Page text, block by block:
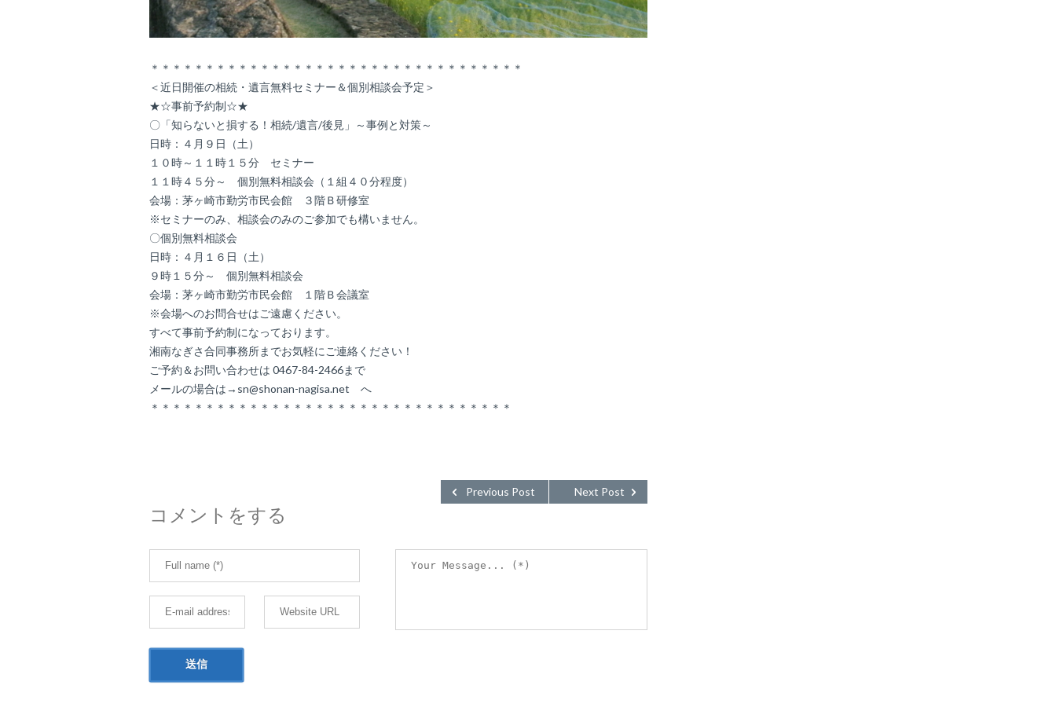
＊＊＊＊＊＊＊＊＊＊＊＊＊＊＊＊＊＊＊＊＊＊＊＊＊＊＊＊＊＊＊＊＊＊
＜近日開催の相続・遺言無料セミナー＆個別相談会予定＞
★☆事前予約制☆★
〇「知らないと損する！相続/遺言/後見」～事例と対策～
日時：４月９日（土）
１０時～１１時１５分 セミナー
１１時４５分～ 個別無料相談会（１組４０分程度）
会場：茅ヶ崎市勤労市民会館 ３階Ｂ研修室
※セミナーのみ、相談会のみのご参加でも構いません。
〇個別無料相談会
日時：４月１６日（土）
９時１５分～ 個別無料相談会
会場：茅ヶ崎市勤労市民会館 １階Ｂ会議室
※会場へのお問合せはご遠慮ください。
すべて事前予約制になっております。
湘南なぎさ合同事務所までお気軽にご連絡ください！
ご予約＆お問い合わせは 0467-84-2466まで
メールの場合は→sn@shonan-nagisa.net へ
＊＊＊＊＊＊＊＊＊＊＊＊＊＊＊＊＊＊＊＊＊＊＊＊＊＊＊＊＊＊＊＊＊
Next Post
Previous Post
コメントをする